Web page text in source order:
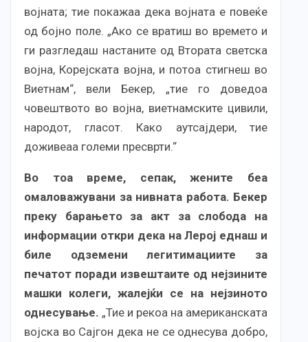
војната; тие покажаа дека војната е повеќе
од бојно поле. „Ако се вратиш во времето и
ги разгледаш настаните од Втората светска
војна, Корејската војна, и потоа стигнеш во
Виетнам“, вели Бекер, „тие го доведоа
човештвото во војна, виетнамските цивили,
народот, гласот. Како аутсајдери, тие
доживеаа големи пресврти.“
Во тоа време, сепак, жените беа
омаловажувани за нивната работа. Бекер
преку барањето за акт за слобода на
информации откри дека на Лерој еднаш и
биле одземени легитимациите за
печатот поради извештаите од нејзините
машки колеги, жалејќи се на нејзиното
однесување. „Тие и рекоа на американската
војска во Сајгон дека не се однесува добро,